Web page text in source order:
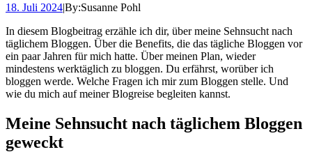
18. Juli 2024|By:Susanne Pohl
In diesem Blogbeitrag erzähle ich dir, über meine Sehnsucht nach
täglichem Bloggen. Über die Benefits, die das tägliche Bloggen vor
ein paar Jahren für mich hatte. Über meinen Plan, wieder
mindestens werktäglich zu bloggen. Du erfährst, worüber ich
bloggen werde. Welche Fragen ich mir zum Bloggen stelle. Und
wie du mich auf meiner Blogreise begleiten kannst.
Meine Sehnsucht nach täglichem Bloggen
geweckt